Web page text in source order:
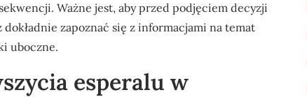
Ważne jest, aby przed podjęciem decyzji
zapoznać się z informacjami na temat
uboczne.
esperalu w